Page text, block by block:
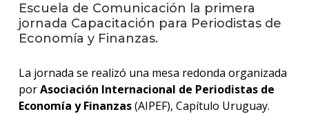
en
Escuela de Comunicación la primera
jornada Capacitación para Periodistas de
Economía y Finanzas.
La jornada se realizó una mesa redonda organizada
porAsociación Internacional de Periodistas de
Economía y Finanzas(AIPEF), Capítulo Uruguay.